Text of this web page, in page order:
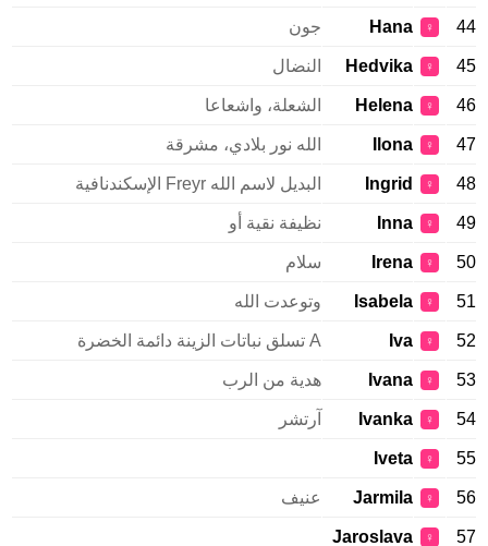
44
♀
Hana جون
45
♀
Hedvika النضال
46
♀
Helena الشعلة، واشعاعا
47
♀
Ilona الله نور بلادي، مشرقة
48
♀
Ingrid البديل لاسم الله Freyr الإسكندنافية
49
♀
Inna نظيفة نقية أو
50
♀
Irena سلام
51
♀
Isabela وتوعدت الله
52
♀
Iva A تسلق نباتات الزينة دائمة الخضرة
53
♀
Ivana هدية من الرب
54
♀
Ivanka آرتشر
55
♀
Iveta
56
♀
Jarmila عنيف
57
♀
Jaroslava